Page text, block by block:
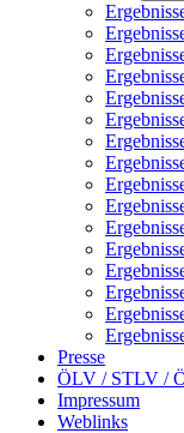
Presse
ÖLV / STLV /
Impressum
Weblinks